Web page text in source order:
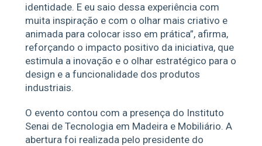
identidade. E eu saio dessa experiência com
muita inspiração e com o olhar mais criativo e
animada para colocar isso em prática”, afirma,
reforçando o impacto positivo da iniciativa, que
estimula a inovação e o olhar estratégico para o
design e a funcionalidade dos produtos
industriais.
O evento contou com a presença do Instituto
Senai de Tecnologia em Madeira e Mobiliário. A
abertura foi realizada pelo presidente do